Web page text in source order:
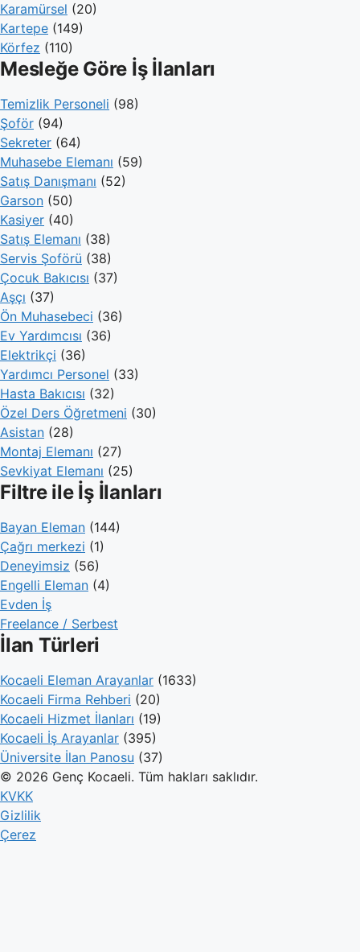
Karamürsel (20)
Kartepe (149)
Körfez (110)
Mesleğe Göre İş İlanları
Temizlik Personeli (98)
Şoför (94)
Sekreter (64)
Muhasebe Elemanı (59)
Satış Danışmanı (52)
Garson (50)
Kasiyer (40)
Satış Elemanı (38)
Servis Şoförü (38)
Çocuk Bakıcısı (37)
Aşçı (37)
Ön Muhasebeci (36)
Ev Yardımcısı (36)
Elektrikçi (36)
Yardımcı Personel (33)
Hasta Bakıcısı (32)
Özel Ders Öğretmeni (30)
Asistan (28)
Montaj Elemanı (27)
Sevkiyat Elemanı (25)
Filtre ile İş İlanları
Bayan Eleman (144)
Çağrı merkezi (1)
Deneyimsiz (56)
Engelli Eleman (4)
Evden İş
Freelance / Serbest
İlan Türleri
Kocaeli Eleman Arayanlar (1633)
Kocaeli Firma Rehberi (20)
Kocaeli Hizmet İlanları (19)
Kocaeli İş Arayanlar (395)
Üniversite İlan Panosu (37)
© 2026 Genç Kocaeli. Tüm hakları saklıdır.
KVKK
Gizlilik
Çerez